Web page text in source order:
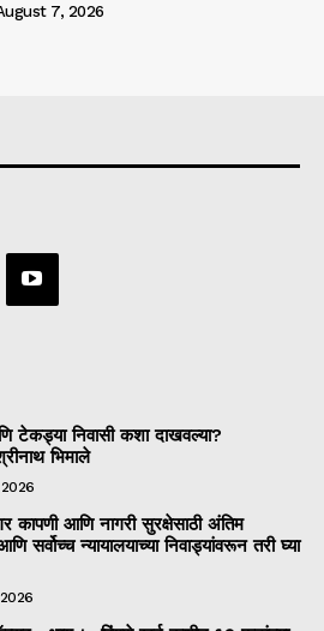
7, 2026
टेकड्या निवासी कशा दाखवल्या?
भिमाले
कापणी आणि नागरी सुरक्षेसाठी अंतिम
सर्वोच्च न्यायालयाच्या निवाड्यांवरून तरी घ्या